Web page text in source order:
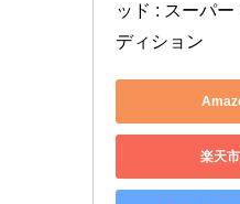
ッド : スーパ
ディション
楽天